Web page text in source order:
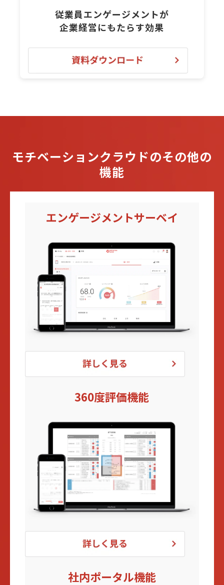
従業員エンゲージメントが
企業経営にもたらす効果
モチベーションクラウドのその他の
機能
エンゲージメントサーベイ
360度評価機能
社内ポータル機能